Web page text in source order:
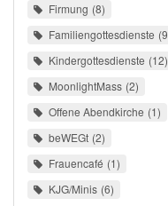
Firmung 8
Familiengottesdienste 9
Kindergottesdienste 12
MoonlightMass 2
Offene Abendkirche 1
beWEGt 2
Frauencafé 1
KJG/Minis 6